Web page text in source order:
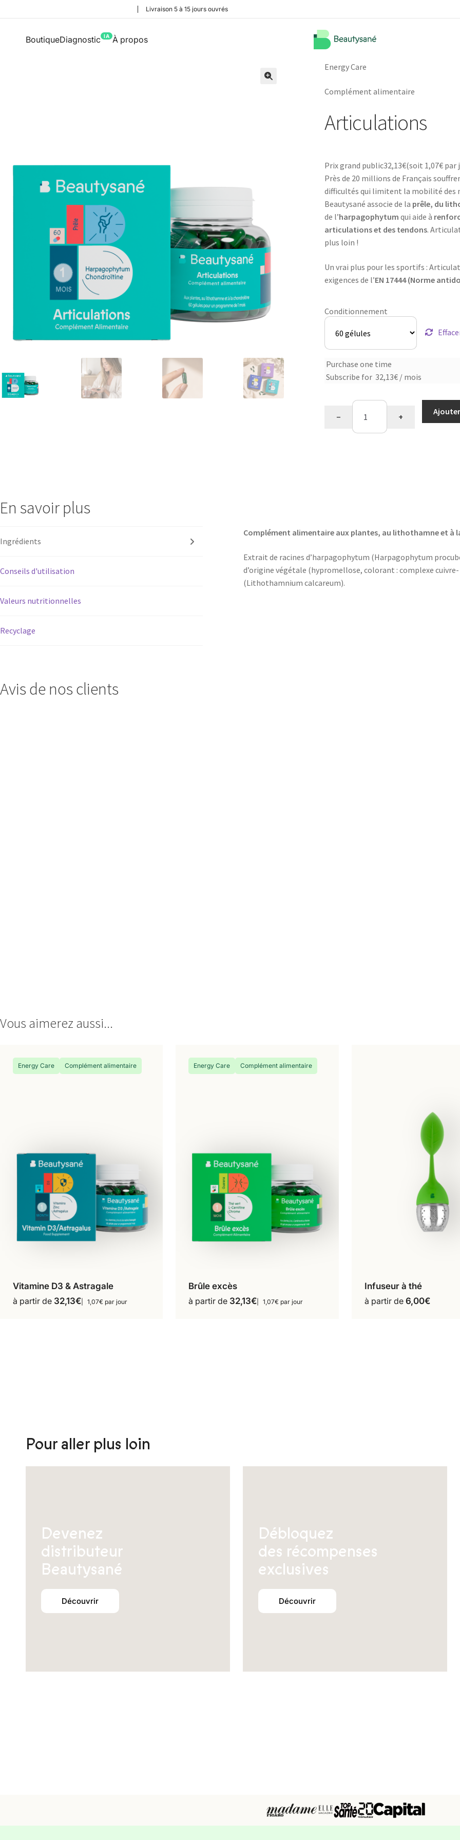
Livraison 5 à 15 jours ouvrés
BoutiqueDiagnostic IA À propos
Energy Care
Complément alimentaire
Articulations
Prix grand public32,13€(soit 1,07€ par
Près de 20 millions de Français
difficultés qui limitent la mobilité des
Beautysané associe de la prêle, du
de l’harpagophytum qui aide à
articulations et des tendons.
plus loin !
Un vrai plus pour les sportifs :
exigences de l’EN 17444 (Norme
Conditionnement
Choose
Purchase one time
Subscribe for 32,13€ / mois
quantité
Articulations
− +
En savoir plus
Ingrédients
Conseils d'utilisation
Valeurs nutritionnelles
Recyclage
Complément alimentaire aux plantes, au lithothamne et à
Extrait de racines d’harpagophytum (Harpagophytum
d’origine végétale (hypromellose, colorant : complexe
(Lithothamnium calcareum).
Avis de nos clients
Vous aimerez aussi...
Energy Care Complément alimentaire
60 gélules
Ce
produit
du
produit
Vitamine D3 & Astragale
à partir de 32,13€ 1,07€ par jour
Energy Care Complément alimentaire
Ce
produit
Brûle excès
à partir de 32,13€ 1,07€ par jour
Ajouter au
Infuseur à thé
à partir de 6,00€
Pour aller plus loin
Devenez
distributeur
Beautysané
Découvrir
Débloquez
des récompenses
exclusives
Découvrir